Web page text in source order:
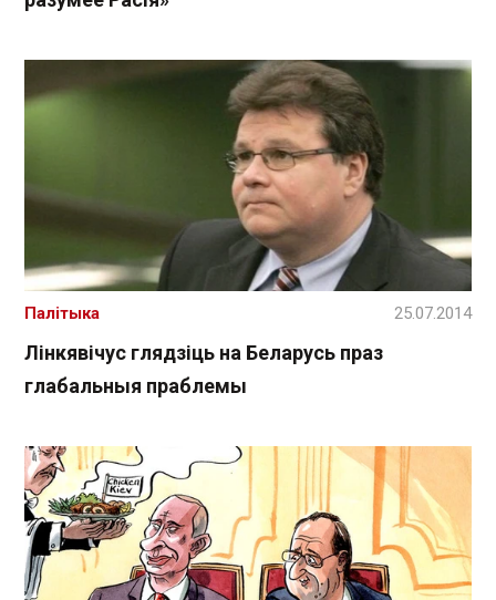
Лінкявічус глядзіць на Беларусь праз
глабальныя праблемы
Палітыка 25.07.2014